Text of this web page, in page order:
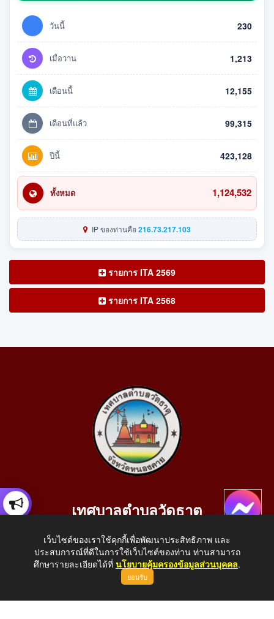
วันนี้ 230
เมื่อวาน 1,213
เดือนนี้ 12,155
เดือนที่แล้ว 99,315
ปีนี้ 423,128
ทั้งหมด 1,124,532
IP ของท่านคือ216.73.217.103
รายการ ITA 2569
รายการ ITA 2568
เทศบาลตำบลวัดธาตุ
อ.เมือง จ.หนองคาย 43000
โทรศัพท์: 042-414758 โทรสาร: 042-414759
E-Mail: saraban_05430110@dla.go.th
เว็บไซต์ของเราใช้คุกกี้เพื่อพัฒนาประสิทธิภาพ และ
ประสบการณ์ที่ดีในการใช้เว็บไซต์ของท่าน ท่านสามารถ
ศึกษารายละเอียดได้ที่ นโยบายคุ้มครองข้อมูลส่วนบุคคล.
ยอมรับ